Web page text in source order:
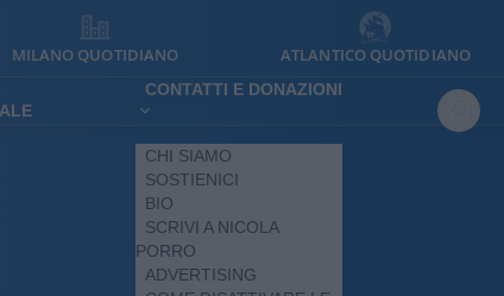
MILANO QUOTIDIANO ATLANTICO QUOTIDIANO
CONTATTI E DONAZIONI
CHI SIAMO
SOSTIENICI
BIO
SCRIVI A NICOLA
PORRO
ADVERTISING